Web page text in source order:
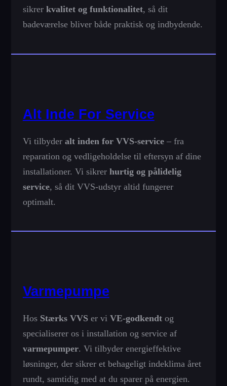
sikrer kvalitet og funktionalitet, så dit
badeværelse bliver både praktisk og indbydende.
Alt Inde For Service
Vi tilbyder alt inden for VVS-service– fra
reparation og vedligeholdelse til eftersyn af dine
installationer. Vi sikrer hurtig og pålidelig
service, så dit VVS-udstyr altid fungerer
optimalt.
Varmepumpe
Hos Stærks VVSer vi VE-godkendtog
specialiserer os i installation og service af
varmepumper. Vi tilbyder energieffektive
løsninger, der sikrer et behageligt indeklima året
rundt, samtidig med at du sparer på energien.